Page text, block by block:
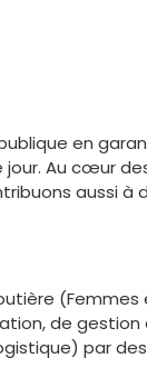
en
Au cœur
aussi à
(Femmes
de gestion
par